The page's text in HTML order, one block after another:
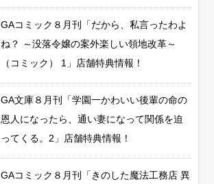
GAコミック８月刊「だから、私言ったわよ
ね？ ～没落令嬢の案外楽しい領地改革～
（コミック） 1」店舗特典情報！
GA文庫８月刊「学園一かわいい後輩の命の
恩人になったら、通い妻になって関係を迫
ってくる。2」店舗特典情報！
GAコミック８月刊「きのした魔法工務店 異